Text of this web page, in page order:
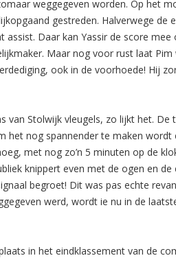
weggegeven worden. Op het
gestreden. Halverwege de
Daar kan Yassir de score
Maar nog voor rust laat
ook in de voorhoede! Hij
van Stolwijk vleugels, zo lijkt het. De
het nog spannender te maken
met nog zo’n 5 minuten op de
knippert even met de ogen en
begroet! Dit was pas echte
werd, wordt ie nu in de
in het eindklassement van de